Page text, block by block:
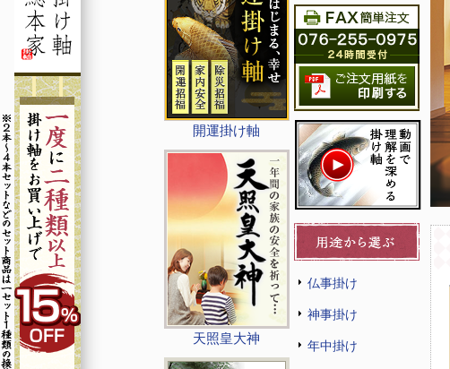
開運掛け軸
天照皇大神
仏事掛け
神事掛け
年中掛け